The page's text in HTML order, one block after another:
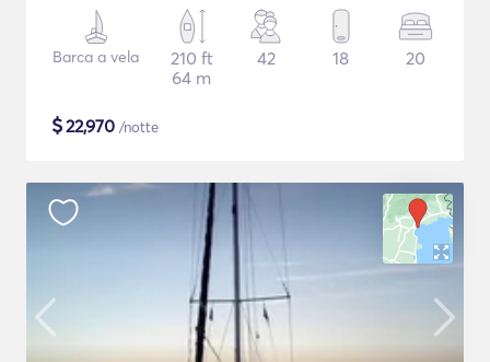
Barca a vela
210 ft
64 m
42 18 20
$22,970 /notte